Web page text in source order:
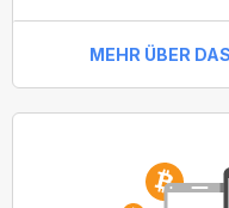
MEHR ÜBER